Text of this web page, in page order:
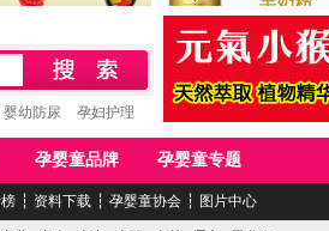
湖南美滋生物科技有限公司
婴幼防尿 孕妇护理
孕婴童品牌 孕婴童专题
┆ 资料下载 ┆ 孕婴童协会 ┆ 图片中心